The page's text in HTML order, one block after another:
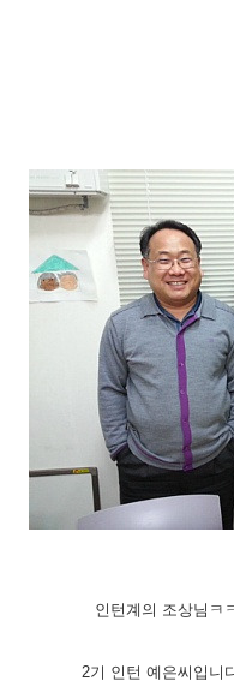
인턴계의 조상님ㅋ
2기 인턴 예은씨입니